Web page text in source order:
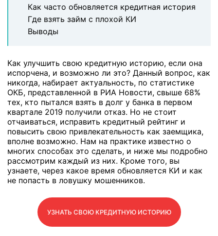
Как часто обновляется кредитная история
Где взять займ с плохой КИ
Выводы
Как улучшить свою кредитную историю, если она
испорчена, и возможно ли это? Данный вопрос, как
никогда, набирает актуальность, по статистике
ОКБ, представленной в РИА Новости, свыше 68%
тех, кто пытался взять в долг у банка в первом
квартале 2019 получили отказ. Но не стоит
отчаиваться, исправить кредитный рейтинг и
повысить свою привлекательность как заемщика,
вполне возможно. Нам на практике известно о
многих способах это сделать, и ниже мы подробно
рассмотрим каждый из них. Кроме того, вы
узнаете, через какое время обновляется КИ и как
не попасть в ловушку мошенников.
УЗНАТЬ СВОЮ КРЕДИТНУЮ ИСТОРИЮ